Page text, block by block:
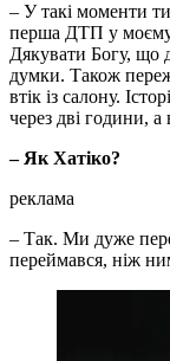
– У такі моменти
перша ДТП у моєму
Дякувати Богу, що
думки. Також
втік із салону.
через дві години, а
– Як Хатіко?
реклама
– Так. Ми дуже
переймався, ніж